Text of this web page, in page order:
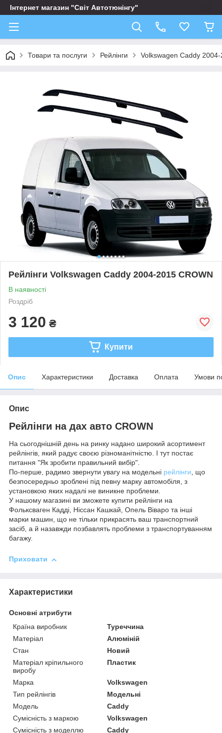
Інтернет магазин "Світ Автотюнінгу"
Товари та послуги Рейлінги Volkswagen Caddy
Рейлінги Volkswagen Caddy 2004-2015 CROWN
В наявності
Роздріб
3 120 ₴
Купити
Опис Характеристики Доставка Оплата Умови
Опис
Рейлінги на дах авто CROWN
На сьогоднішній день на ринку надано широкий асортимент
рейлінгів, який радує своєю різноманітністю. І тут постає
питання "Як зробити правильний вибір".
По-перше, радимо звернути увагу на модельні рейлінги, що
безпосередньо зроблені під певну марку автомобіля, з
установкою яких надалі не виникне проблеми.
У нашому магазині ви зможете купити рейлінги на
Фольксваген Кадді, Ніссан Кашкай, Опель Віваро та інші
марки машин, що не тільки прикрасять ваш транспортний
засіб, а й назавжди позбавлять проблеми з транспортуванням
багажу.
Приховати
Характеристики
Основні атрибути
Країна виробник
Туреччина
Матеріал
Алюміній
Стан
Новий
Матеріал кріпильного
виробу
Пластик
Марка
Volkswagen
Тип рейлінгів
Модельні
Модель
Caddy
Сумісність з маркою
Volkswagen
Сумісність з моделлю
Caddy